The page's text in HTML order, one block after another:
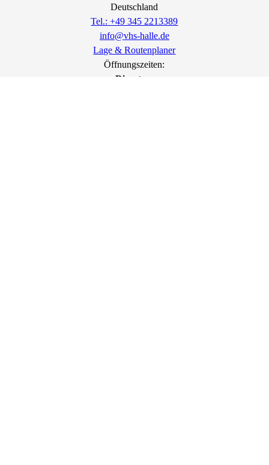
Deutschland
Tel.: +49 345 2213389
info@vhs-halle.de
Lage & Routenplaner
Öffnungszeiten:
Dienstag: